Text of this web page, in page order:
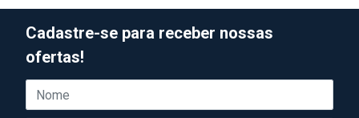
Cadastre-se para receber nossas
ofertas!